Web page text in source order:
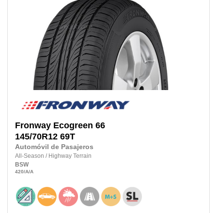
Fronway Ecogreen 66
145/70R12 69T
Automóvil de Pasajeros
All-Season / Highway Terrain
BSW
420/A/A